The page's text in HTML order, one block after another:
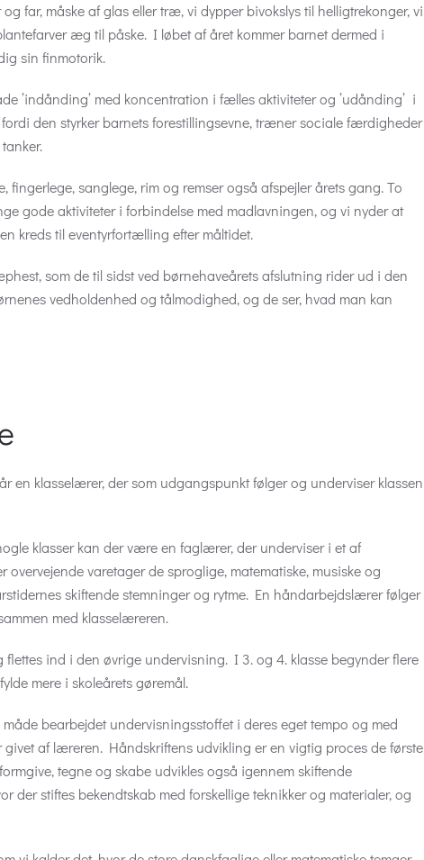
far, måske af glas eller træ, vi dypper bivokslys til helligtrekonger, vi
æg til påske. I løbet af året kommer barnet dermed i
sin finmotorik.
’indånding’ med koncentration i fælles aktiviteter og ’udånding’ i
den styrker barnets forestillingsevne, træner sociale færdigheder
fingerlege, sanglege, rim og remser også afspejler årets gang. To
gode aktiviteter i forbindelse med madlavningen, og vi nyder at
kreds til eventyrfortælling efter måltidet.
som de til sidst ved børnehaveårets afslutning rider ud i den
vedholdenhed og tålmodighed, og de ser, hvad man kan
en klasselærer, der som udgangspunkt følger og underviser klassen
klasser kan der være en faglærer, der underviser i et af
varetager de sproglige, matematiske, musiske og
skiftende stemninger og rytme. En håndarbejdslærer følger
med klasselæreren.
flettes ind i den øvrige undervisning. I 3. og 4. klasse begynder flere
mere i skoleårets gøremål.
bearbejdet undervisningsstoffet i deres eget tempo og med
af læreren. Håndskriftens udvikling er en vigtig proces de første
tegne og skabe udvikles også igennem skiftende
der stiftes bekendtskab med forskellige teknikker og materialer, og